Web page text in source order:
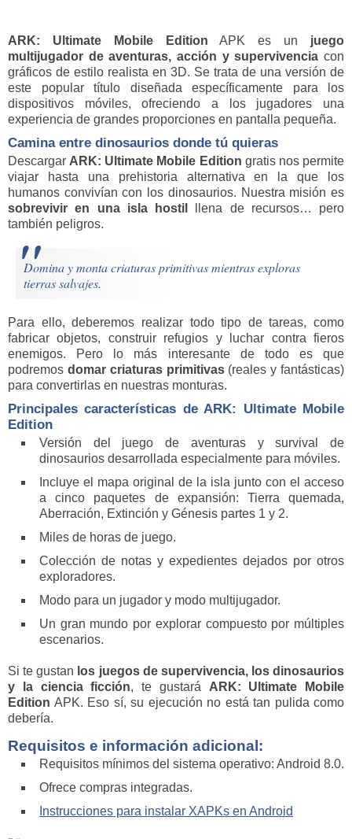
ARK: Ultimate Mobile Edition APK es un juego
multijugador de aventuras, acción y supervivencia con
gráficos de estilo realista en 3D. Se trata de una versión de
este popular título diseñada específicamente para los
dispositivos móviles, ofreciendo a los jugadores una
experiencia de grandes proporciones en pantalla pequeña.
Camina entre dinosaurios donde tú quieras
DescargarARK: Ultimate Mobile Edition gratis nos permite
viajar hasta una prehistoria alternativa en la que los
humanos convivían con los dinosaurios. Nuestra misión es
sobrevivir en una isla hostil
llena de recursos… pero
también peligros.
Domina y monta criaturas primitivas mientras exploras
tierras salvajes.
Para ello, deberemos realizar todo tipo de tareas, como
fabricar objetos, construir refugios y luchar contra fieros
enemigos. Pero lo más interesante de todo es que
podremos domar criaturas primitivas (reales y fantásticas)
para convertirlas en nuestras monturas.
Principales características de ARK: Ultimate Mobile
Edition
Versión del juego de aventuras y survival de
dinosaurios desarrollada especialmente para móviles.
Incluye el mapa original de la isla junto con el acceso
a cinco paquetes de expansión: Tierra quemada,
Aberración, Extinción y Génesis partes 1 y 2.
Miles de horas de juego.
Colección de notas y expedientes dejados por otros
exploradores.
Modo para un jugador y modo multijugador.
Un gran mundo por explorar compuesto por múltiples
escenarios.
Si te gustan los juegos de supervivencia, los dinosaurios
y la ciencia ficción, te gustará ARK: Ultimate Mobile
Edition APK. Eso sí, su ejecución no está tan pulida como
debería.
Requisitos e información adicional:
Requisitos mínimos del sistema operativo: Android 8.0.
Ofrece compras integradas.
Instrucciones para instalar XAPKs en Android